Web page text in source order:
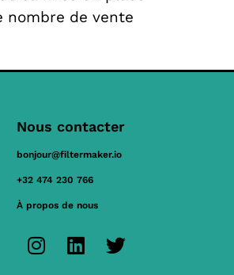
nombre de vente
Nous contacter
bonjour@filtermaker.io
+32 474 230 766
À propos de nous